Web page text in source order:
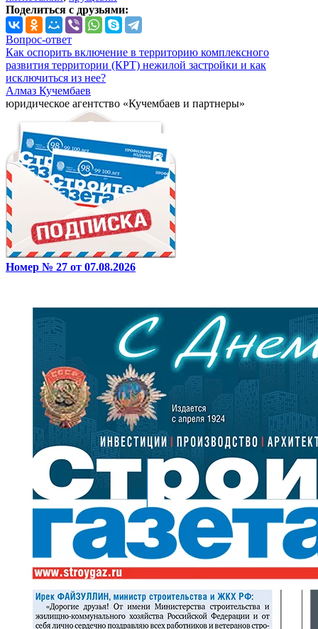
Поделиться с друзьями:
Вопрос-ответ
Как оспорить включение в территорию комплексного
развития территории (КРТ) нежилой застройки и как
исключиться из нее?
Алмаз Кучембаев
юридическое агентство «Кучембаев и партнеры»
Номер № 27 от 07.08.2026